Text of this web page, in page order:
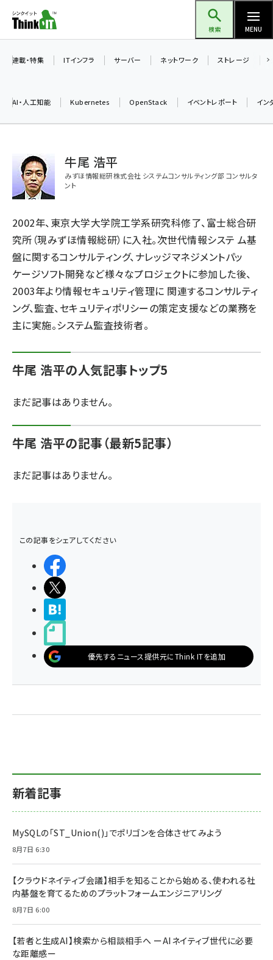
ン
ツ
検索 MENU
加藤銘のチーム貢献～仲間と築いた勝利の絆～ (2329)
iot女子会 (2295)
drupal (1966)
genai (1494)
abc123 (1371)
ai crunch (1365)
連載・特集 ITインフラ サーバー ネットワーク ストレージ
AI・人工知能 Kubernetes OpenStack イベントレポート イン
牛尾 浩平
みずほ情報総研株式会社 システムコンサルティング部 コンサルタ
ント
2002年、東京大学大学院工学系研究科修了、富士総合研
究所（現みずほ情報総研）に入社。次世代情報システ ム基
盤に関するコンサルティング、ナレッジマネジメントパッ
ケージソフト開発など様々なプロジェクトに参加した後、
2003年より情報セキュリティ管理に 関連するコンサルティ
ング、監査、セキュリティポリシーの策定支援などの業務を
主に実施。システム監査技術者。
牛尾 浩平の人気記事トップ5
まだ記事はありません。
牛尾 浩平の記事（最新5記事）
まだ記事はありません。
この記事をシェアしてください
優先するニュース提供元にThink ITを追加
新着記事
MySQLの「ST_Union()」でポリゴンを合体させてみよう
8月7日 6:30
【クラウドネイティブ会議】相手を知ることから始める、使われる社
内基盤を育てるためのプラットフォームエンジニアリング
8月7日 6:00
【若者と生成AI】検索から相談相手へ ーAIネイティブ世代に必要
な距離感ー